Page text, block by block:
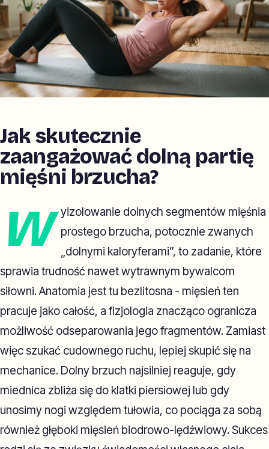
Jak skutecznie
zaangażować dolną partię
mięśni brzucha?
W
yizolowanie dolnych segmentów mięśnia
prostego brzucha, potocznie zwanych
„dolnymi kaloryferami”, to zadanie, które
sprawia trudność nawet wytrawnym bywalcom
siłowni. Anatomia jest tu bezlitosna - mięsień ten
pracuje jako całość, a fizjologia znacząco ogranicza
możliwość odseparowania jego fragmentów. Zamiast
więc szukać cudownego ruchu, lepiej skupić się na
mechanice. Dolny brzuch najsilniej reaguje, gdy
miednica zbliża się do klatki piersiowej lub gdy
unosimy nogi względem tułowia, co pociąga za sobą
również głęboki mięsień biodrowo-lędźwiowy. Sukces